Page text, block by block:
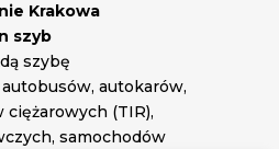
Krakowa
szyb
szybę
autokarów,
(TIR),
samochodów